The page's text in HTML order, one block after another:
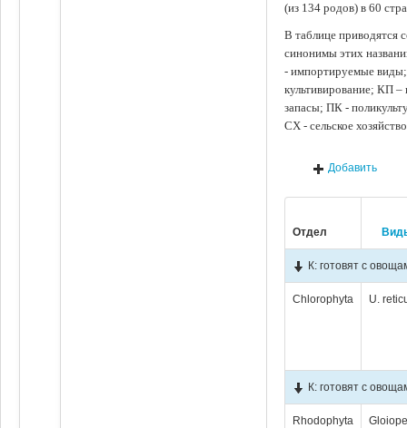
(из 134 родов) в 60
В таблице приводятся
синонимы этих
- импортируемые
культивирование; КП
запасы; ПК -
СХ - сельское
Добавить
Отдел
К: готовят с
Chlorophyta U.
К: готовят с
Rhodophyta